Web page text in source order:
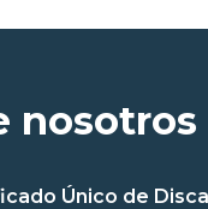
nosotros
Único de